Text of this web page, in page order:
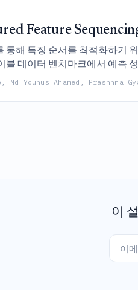
Feature
통해 특징 순서를 최적화하기
블 데이터 벤치마크에서 예측
Younus Ahamed, Prashnna
이